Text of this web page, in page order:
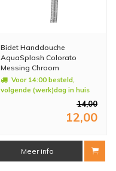
Bidet Handdouche
AquaSplash Colorato
Messing Chroom
Voor 14:00 besteld,
volgende (werk)dag in huis
14,00
12,00
Meer info